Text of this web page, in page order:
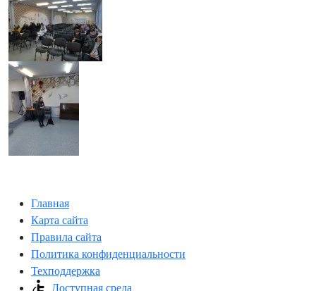
Главная
Карта сайта
Правила сайта
Политика конфиденциальности
Техподдержка
Доступная среда